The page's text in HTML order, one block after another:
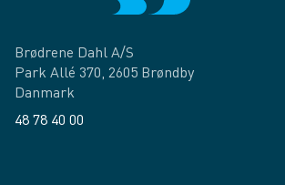
Brødrene Dahl A/S
Park Allé 370, 2605 Brøndby
Danmark
48 78 40 00